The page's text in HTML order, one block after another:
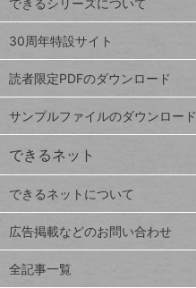
Google
スプレ
ッドシ
ート
iPhone
VLOOKUP
close
閉じ
る
ト
ッ
プ
ペ
ジ
連載
Excel Q&A
トイアンナ流仕
事術
PowerAutomate
30周年特設サイト
読者限定PDFのダウンロード
サンプルファイルのダウンロード
できるネット
できるネットについて
広告掲載などのお問い合わせ
全記事一覧